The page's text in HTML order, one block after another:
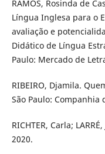
RAMOS, Rosinda de
Língua Inglesa para o
avaliação e
Didático de Língua
Paulo: Mercado de
RIBEIRO, Djamila.
São Paulo: Companhia
RICHTER, Carla;
2020.